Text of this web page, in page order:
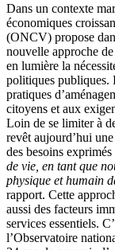
Dans un contexte
économiques
(ONCV) propose
nouvelle approche
en lumière la
politiques publiques.
pratiques
citoyens et aux
Loin de se limiter à
revêt aujourd’hui
des besoins
de vie, en tant que
physique et humain
rapport. Cette
aussi des facteurs
services essentiels.
l’Observatoire